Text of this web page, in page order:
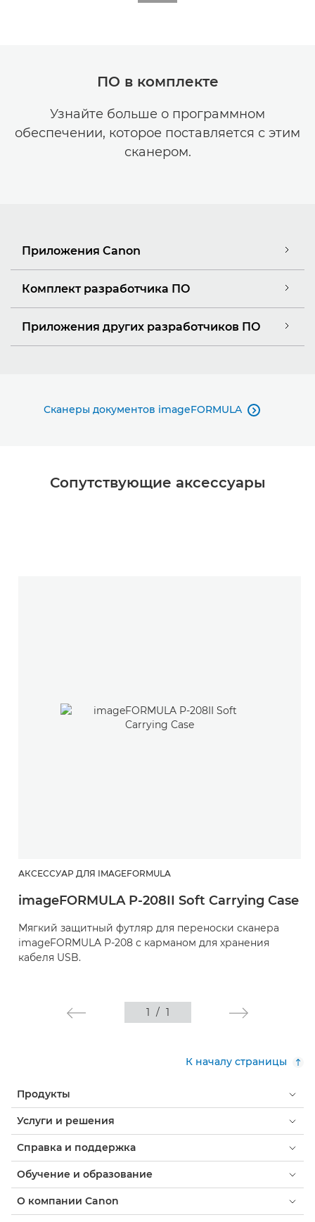
ПО в комплекте
Узнайте больше о программном
обеспечении, которое поставляется с этим
сканером.
Приложения Canon
Комплект разработчика ПО
Приложения других разработчиков ПО
Сканеры документов imageFORMULA 
Сопутствующие аксессуары
АКСЕССУАР ДЛЯ IMAGEFORMULA
imageFORMULA P-208II Soft Carrying Case
Мягкий защитный футляр для переноски сканера
imageFORMULA P-208 с карманом для хранения
кабеля USB.
1 / 1
К началу страницы
Продукты
Услуги и решения
Справка и поддержка
Обучение и образование
О компании Canon